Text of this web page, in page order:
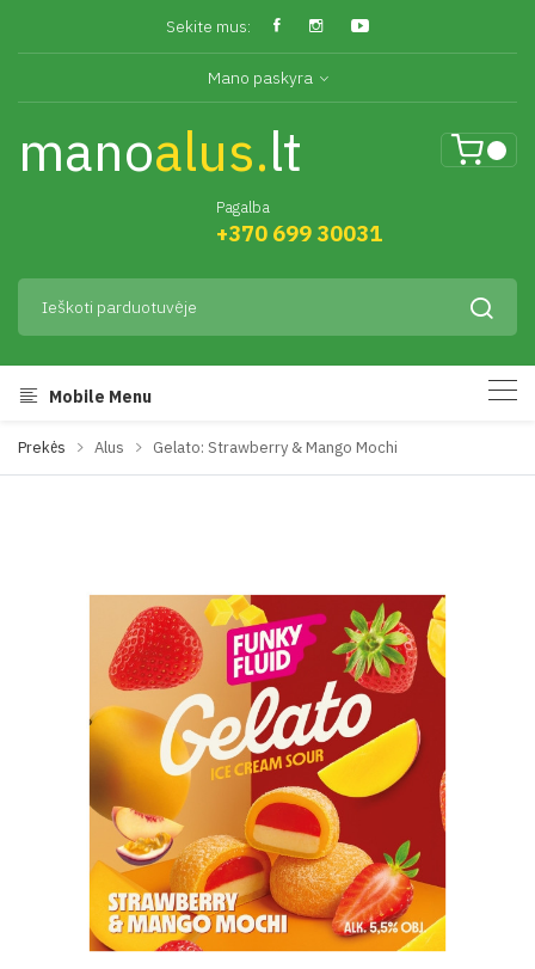
Sekite mus:
Mano paskyra
manoalus.lt
Pagalba
+370 699 30031
Mobile Menu
Prekės Alus Gelato: Strawberry & Mango Mochi